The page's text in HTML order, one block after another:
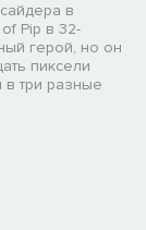
в
Pip в 32-
герой, но он
пиксели
три разные